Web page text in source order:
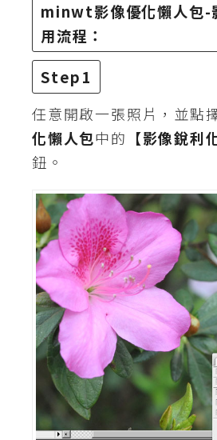
D
o
c
k
r
服
器
設
定
資
源
免
費
圖
minwt影像優化懶人包-
用流程：
Step1
任意開啟一張照片，並點
化懶人包中的 【影像銳利
鈕。